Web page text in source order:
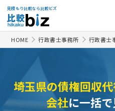
見積もり比較なら比較ビズ
HOME 行政書士事務所 行政書士
埼玉県の債権回収
会社に一括
債権回収の相談・提案依